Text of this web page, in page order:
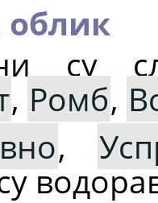
су
, Ромб,
,